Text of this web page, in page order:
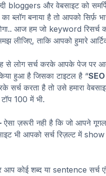
bloggers और वेबसाइट को
ब्लॉग बनाया है तो आपको सिर्फ़
आज हम जो keyword रिसर्च
लीजिए, ताकि आपको हुमारे
से लोग सर्च करके आपके पेज पर
हुआ है जिसका टाइटल है “
सर्च करता है तो उसे हमारा
100 में भी.
ऐसा ज़रूरी नही है कि जो आपने
भी आपको सर्च रिज़ल्ट में
आप कोई शब्द या sentence सर्च